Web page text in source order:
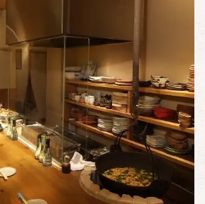
舗情報をシェアする
イニング農家 元町
狭通４-2-17
seats
情報をコピー